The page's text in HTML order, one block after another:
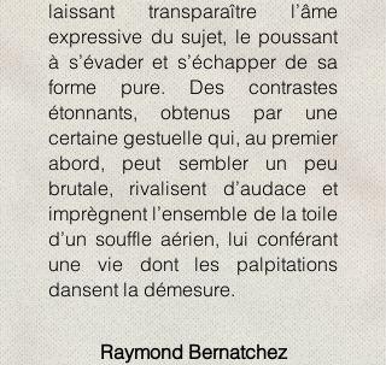
laissant transparaître l’âme
expressive du sujet, le poussant
à s’évader et s’échapper de sa
forme pure. Des contrastes
étonnants, obtenus par une
certaine gestuelle qui, au premier
abord, peut sembler un peu
brutale, rivalisent d’audace et
imprègnent l’ensemble de la toile
d’un souffle aérien, lui conférant
une vie dont les palpitations
dansent la démesure.
Raymond Bernatchez